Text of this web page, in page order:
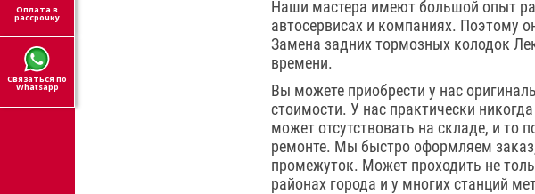
Наши мастера имеют большой опыт
автосервисах и компаниях. Поэтому
Замена задних тормозных колодок
времени.
Вы можете приобрести у нас
стоимости. У нас практически
может отсутствовать на складе, и то
ремонте. Мы быстро оформляем
промежуток. Может проходить не
районах города и у многих станций
Оплата в
рассрочку
Связаться по
Whatsapp